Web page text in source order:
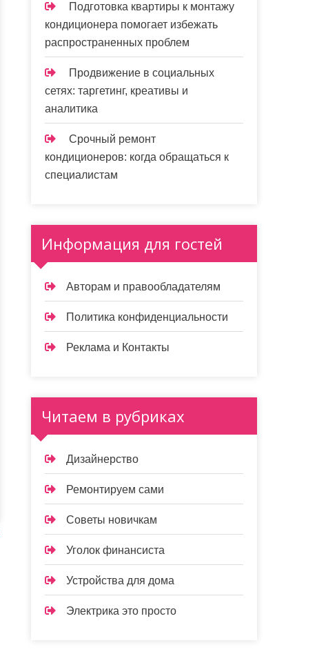
Подготовка квартиры к монтажу
кондиционера помогает избежать
распространенных проблем
Продвижение в социальных
сетях: таргетинг, креативы и
аналитика
Срочный ремонт
кондиционеров: когда обращаться к
специалистам
Информация для гостей
Авторам и правообладателям
Политика конфиденциальности
Реклама и Контакты
Читаем в рубриках
Дизайнерство
Ремонтируем сами
Советы новичкам
Уголок финансиста
Устройства для дома
Электрика это просто